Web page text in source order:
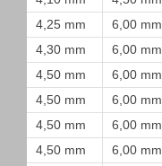
4,25 mm
6,00 mm
4,30 mm
6,00 mm
4,50 mm
6,00 mm
4,50 mm
6,00 mm
4,50 mm
6,00 mm
4,50 mm
6,00 mm